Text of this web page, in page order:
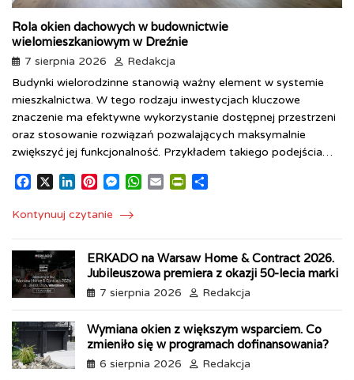
Rola okien dachowych w budownictwie
wielomieszkaniowym w Dreźnie
7 sierpnia 2026
Redakcja
Budynki wielorodzinne stanowią ważny element w systemie
mieszkalnictwa. W tego rodzaju inwestycjach kluczowe
znaczenie ma efektywne wykorzystanie dostępnej przestrzeni
oraz stosowanie rozwiązań pozwalających maksymalnie
zwiększyć jej funkcjonalność. Przykładem takiego podejścia…
c
o
o
k
n
n
r
e
s
t
M
s
n
g
e
r
W
A
p
p
F
r
e
n
d
l
y
Kontynuuj czytanie
ERKADO na Warsaw Home & Contract 2026.
Jubileuszowa premiera z okazji 50-lecia marki
7 sierpnia 2026 Redakcja
Wymiana okien z większym wsparciem. Co
zmieniło się w programach dofinansowania?
6 sierpnia 2026 Redakcja